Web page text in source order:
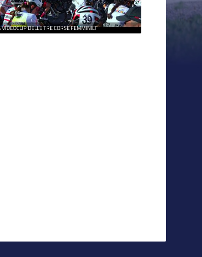
VIDEOCLIP DELLE TRE CORSE FEMMINILI